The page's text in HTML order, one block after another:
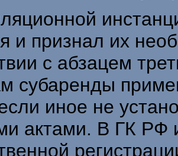
и признал их
с абзацем
субаренды
иное не
актами. В ГК РФ